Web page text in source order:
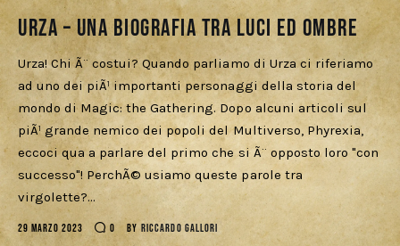
Download
Urza – una biografia tra luci ed ombre
Urza! Chi Ã¨ costui? Quando parliamo di Urza ci riferiamo
ad uno dei piÃ¹ importanti personaggi della storia del
mondo di Magic: the Gathering. Dopo alcuni articoli sul
piÃ¹ grande nemico dei popoli del Multiverso, Phyrexia,
eccoci qua a parlare del primo che si Ã¨ opposto loro "con
successo"! PerchÃ© usiamo queste parole tra
virgolette?…
29 MARZO 2023 0 BY RICCARDO GALLORI